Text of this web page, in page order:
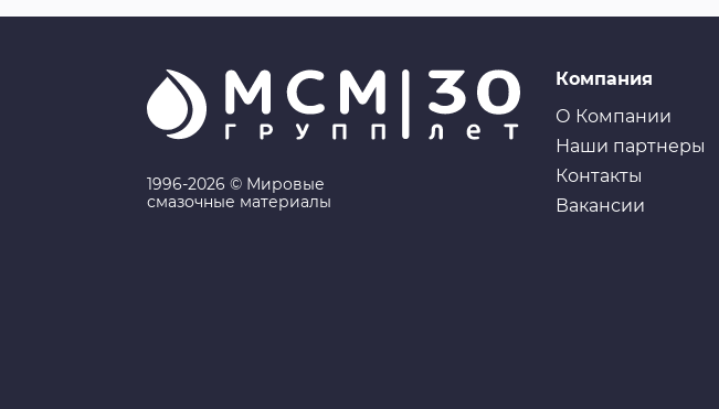
1996-2026 © Мировые
смазочные материалы
Компания
О Компании
Наши партнеры
Контакты
Вакансии